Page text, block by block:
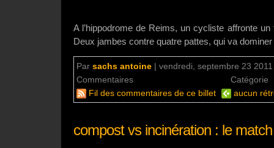
A l’hippodrome de Reims, un cycliste affronte
Deux jambes contre quatre pattes, qui va
Par sachs antoine | vendredi, septembre 23
Commentaires
Catégorie
Fil des commentaires de ce billet
aucun
compost vs incinération : le match